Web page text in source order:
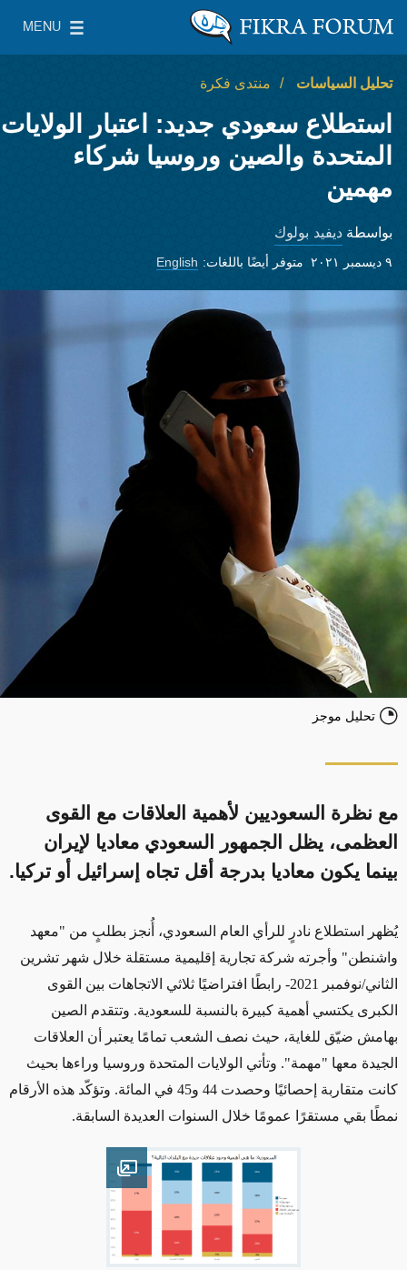
معهد واشنطن لسياسات الشرق الأدنى
MENU
Main Menu
تحليل السياسات منتدى فكرة
استطلاع سعودي جديد: اعتبار الولايات
المتحدة والصين وروسيا شركاء
مهمين
بواسطة ديفيد بولوك
٩ ديسمبر ٢٠٢١ متوفر أيضًا باللغات: English
تحليل موجز
مع نظرة السعوديين لأهمية العلاقات مع القوى
العظمى، يظل الجمهور السعودي معاديا لإيران
بينما يكون معاديا بدرجة أقل تجاه إسرائيل أو تركيا.
يُظهر استطلاع نادرٍ للرأي العام السعودي، أُنجز بطلبٍ من "معهد
واشنطن" وأجرته شركة تجارية إقليمية مستقلة خلال شهر تشرين
الثاني/نوفمبر 2021- رابطًا افتراضيًا ثلاثي الاتجاهات بين القوى
الكبرى يكتسي أهمية كبيرة بالنسبة للسعودية. وتتقدم الصين
بهامش ضيّق للغاية، حيث نصف الشعب تمامًا يعتبر أن العلاقات
الجيدة معها "مهمة". وتأتي الولايات المتحدة وروسيا وراءها بحيث
كانت متقاربة إحصائيًا وحصدت 44 و45 في المائة. وتؤكّد هذه الأرقام
نمطًا بقي مستقرًا عمومًا خلال السنوات العديدة السابقة.
Open image